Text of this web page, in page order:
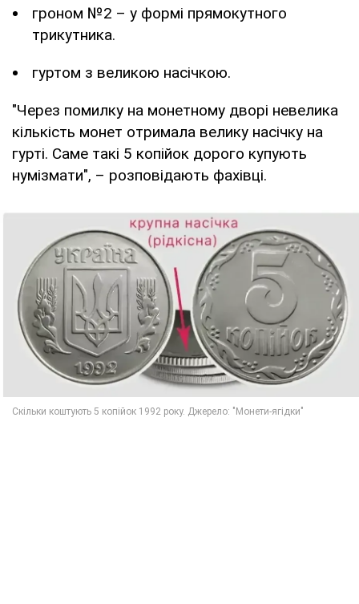
гроном №2 – у формі прямокутного
трикутника.
гуртом з великою насічкою.
"Через помилку на монетному дворі невелика
кількість монет отримала велику насічку на
гурті. Саме такі 5 копійок дорого купують
нумізмати", – розповідають фахівці.